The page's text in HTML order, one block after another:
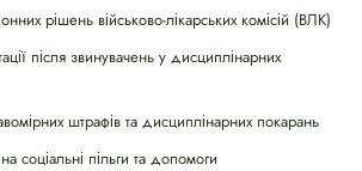
рішень військово-лікарських комісій (ВЛК)
після звинувачень у дисциплінарних
штрафів та дисциплінарних покарань
соціальні пільги та допомоги